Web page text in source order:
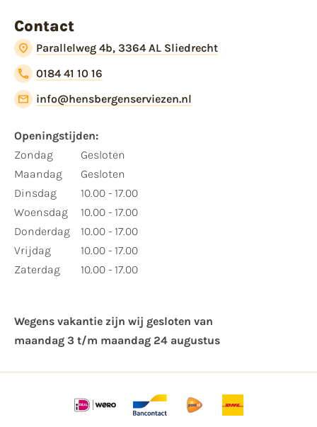
Contact
Parallelweg 4b, 3364 AL Sliedrecht
0184 41 10 16
info@hensbergenserviezen.nl
Openingstijden:
Zondag
Maandag
Dinsdag
Woensdag
Donderdag
Vrijdag
Zaterdag
Gesloten
Gesloten
10.00 - 17.00
10.00 - 17.00
10.00 - 17.00
10.00 - 17.00
10.00 - 17.00
Wegens vakantie zijn wij gesloten van ​
maandag 3 t/m maandag 24 augustus